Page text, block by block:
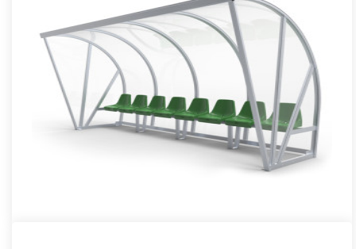
Abri de touche avec auvent 8 Places
Équipement pour aménagements sportifs extérieurs
conjuguant confort et robustesse, cet abri de touche monobloc
garantit une i..
Offre partenaire